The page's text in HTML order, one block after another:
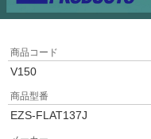
商品コード
V150
商品型番
EZS-FLAT137J